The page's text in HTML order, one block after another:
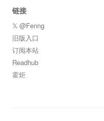
链接
𝕏 @Fenng
旧版入口
订阅本站
Readhub
霍炬